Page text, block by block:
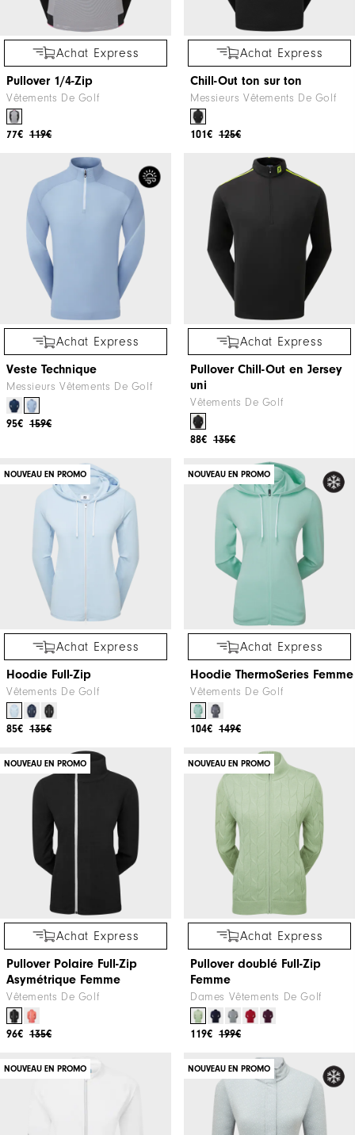
Achat Express
Pullover 1/4-Zip
Vêtements De Golf
119€
77€
Achat Express
Chill-Out ton sur ton
Messieurs Vêtements De Golf
125€
101€
Achat Express
Veste Technique
Messieurs Vêtements De Golf
159€
95€
Achat Express
Pullover Chill-Out en Jersey
uni
Vêtements De Golf
135€
88€
NOUVEAU EN PROMO
Achat Express
Hoodie Full-Zip
Vêtements De Golf
135€
85€
NOUVEAU EN PROMO
Achat Express
Hoodie ThermoSeries Femme
Vêtements De Golf
149€
104€
NOUVEAU EN PROMO
Achat Express
Pullover Polaire Full-Zip
Asymétrique Femme
Vêtements De Golf
135€
96€
NOUVEAU EN PROMO
Achat Express
Pullover doublé Full-Zip
Femme
Dames Vêtements De Golf
199€
119€
NOUVEAU EN PROMO NOUVEAU EN PROMO